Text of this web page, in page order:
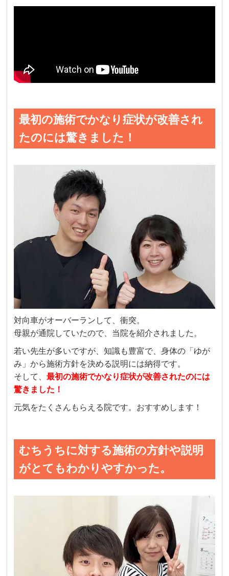
最初の施術でかなり症状が改善され
たのには驚きました！
対向車がオーバーランして、衝突。
母親が通院していたので、当院を紹介されました。
若い先生が多いですが、知識も豊富で、身体の「ゆが
み」から施術方針を決める説明には納得です。
そして、最初の施術でかなり症状が改善されたのには
驚きました！
元気をたくさんもらえる院です。おすすめします！
むちうちに対する施術の方針や説明
がとてもわかりやすかった。